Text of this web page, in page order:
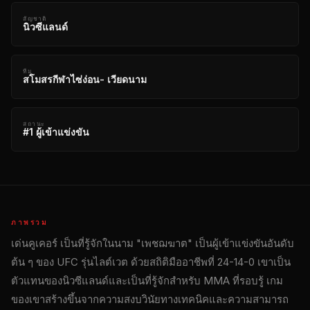
สัญชาติ
นิวซีแลนด์
ทีม
สโมสรกีฬาไซ่ง่อน- เวียดนาม
สถานะ
#1 ผู้เข้าแข่งขัน
ภาพรวม
เด่นคูเคอร์ เป็นที่รู้จักในนาม "เพชฌฆาต" เป็นผู้เข้าแข่งขันอันดับ
ต้น ๆ ของ UFC รุ่นไลต์เวต ด้วยสถิติมืออาชีพที่ 24-14-0 เขาเป็น
ตัวแทนของนิวซีแลนด์และเป็นที่รู้จักสําหรับ MMA ที่รอบรู้ เกม
ของเขาสร้างขึ้นจากความสงบวินัยทางเทคนิคและความสามารถ